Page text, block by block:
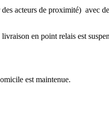
acteurs de proximité) avec
en point relais est
est maintenue.